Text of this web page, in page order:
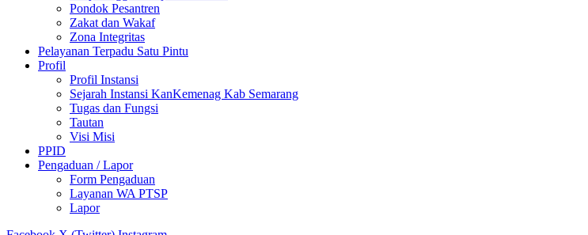
Pondok Pesantren
Zakat dan Wakaf
Zona Integritas
Pelayanan Terpadu Satu Pintu
Profil
Profil Instansi
Sejarah Instansi KanKemenag Kab Semarang
Tugas dan Fungsi
Tautan
Visi Misi
PPID
Pengaduan / Lapor
Form Pengaduan
Layanan WA PTSP
Lapor